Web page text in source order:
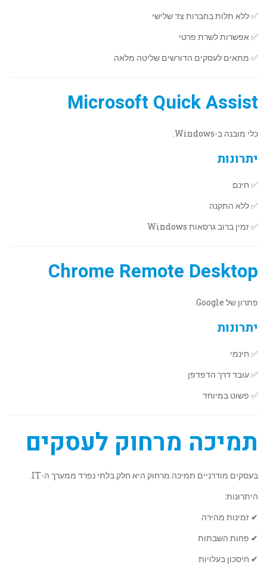
✅ ללא תלות בחברות צד שלישי
✅ אפשרות לשרת פרטי
✅ מתאים לעסקים הדורשים שליטה מלאה
Microsoft Quick Assist
כלי מובנה ב-Windows.
יתרונות
✅ חינם
✅ ללא התקנה
✅ זמין ברוב גרסאות Windows
Chrome Remote Desktop
פתרון של Google.
יתרונות
✅ חינמי
✅ עובד דרך הדפדפן
✅ פשוט במיוחד
תמיכה מרחוק לעסקים
בעסקים מודרניים תמיכה מרחוק היא חלק בלתי נפרד ממערך ה-IT.
היתרונות:
✔ זמינות מהירה
✔ פחות השבתות
✔ חיסכון בעלויות